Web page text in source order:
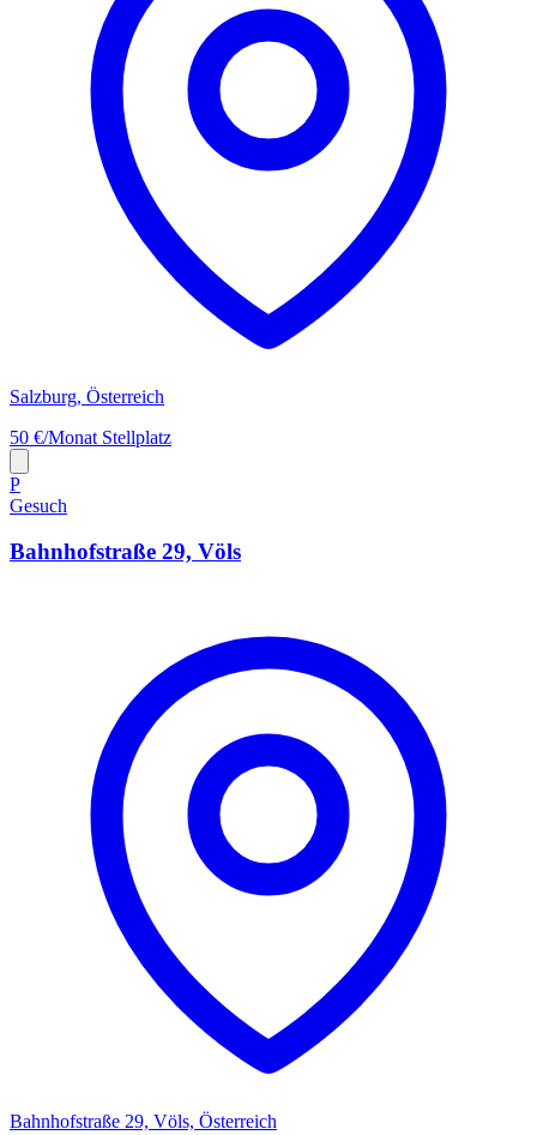
Salzburg, Österreich
50 €/Monat Stellplatz
P
Gesuch
Bahnhofstraße 29, Völs
Bahnhofstraße 29, Völs, Österreich